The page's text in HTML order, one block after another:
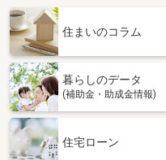
住まいのコラム
暮らしのデータ
(補助金・助成金情報)
住宅ローン